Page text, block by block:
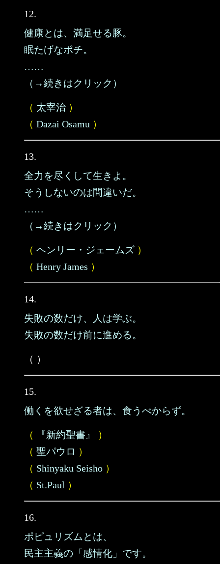
12.
健康とは、満足せる豚。
眠たげなポチ。
……
（→続きはクリック）
（ 太宰治 ）
（ Dazai Osamu ）
13.
全力を尽くして生きよ。
そうしないのは間違いだ。
……
（→続きはクリック）
（ ヘンリー・ジェームズ ）
（ Henry James ）
14.
失敗の数だけ、人は学ぶ。
失敗の数だけ前に進める。
（ ）
15.
働くを欲せざる者は、食うべからず。
（ 『新約聖書』
）
（ 聖パウロ ）
（ Shinyaku Seisho ）
（ St.Paul ）
16.
ポピュリズムとは、
民主主義の「感情化」です。